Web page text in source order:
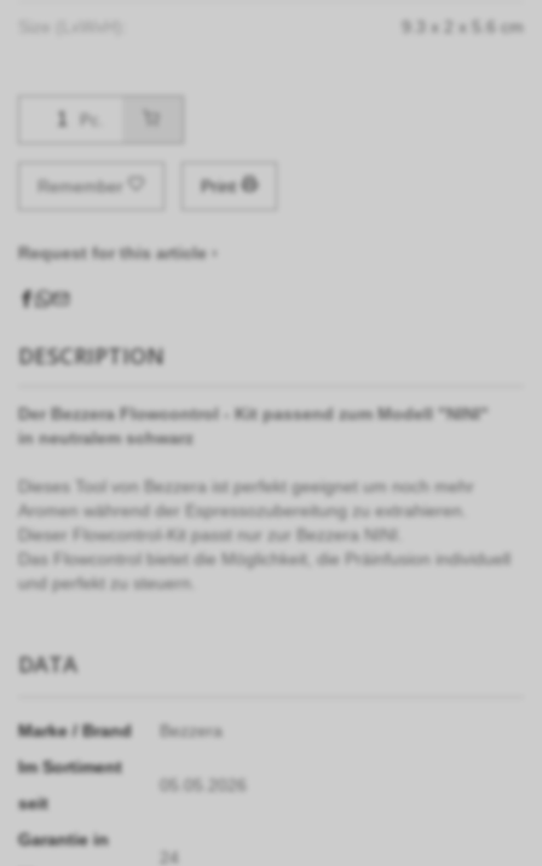
x x cm
Pc.
Remember Print
Request for this article ›
DESCRIPTION
Der Bezzera Flowcontrol - Kit passend zum Modell "NINI"
in neutralem schwarz
Dieses Tool von Bezzera ist perfekt geeignet um noch mehr
Aromen während der Espressozubereitung zu extrahieren.
Dieser Flowcontrol-Kit passt nur zur Bezzera NINI.
Das Flowcontrol bietet die Möglichkeit, die Präinfusion individuell
und perfekt zu steuern.
DATA
Marke / Brand
Bezzera
Im Sortiment
seit
Garantie in
24